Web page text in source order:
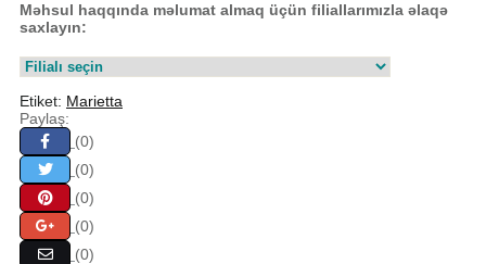
Məhsul haqqında məlumat almaq üçün filiallarımızla əlaqə
saxlayın:
Etiket: Marietta
Paylaş:
(0)
(0)
(0)
(0)
(0)